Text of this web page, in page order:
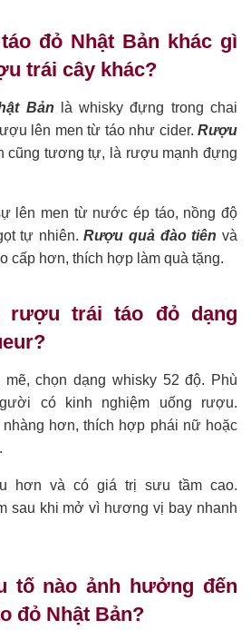
đỏ Nhật Bản khác gì
trái cây khác?
Bản là whisky đựng trong chai
lên men từ táo như cider. Rượu
cũng tương tự, là rượu mạnh đựng
lên men từ nước ép táo, nồng độ
tự nhiên.Rượu quả đào tiên và
cấp hơn, thích hợp làm quà tặng.
rượu trái táo đỏ dạng
chọn dạng whisky 52 độ. Phù
có kinh nghiệm uống rượu.
nhàng hơn, thích hợp phái nữ hoặc
hơn và có giá trị sưu tầm cao.
sau khi mở vì hương vị bay nhanh
tố nào ảnh hưởng đến
đỏ Nhật Bản?